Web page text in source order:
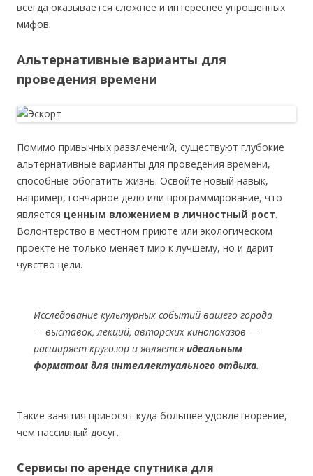
всегда оказывается сложнее и интереснее упрощенных
мифов.
Альтернативные варианты для
проведения времени
Помимо привычных развлечений, существуют глубокие
альтернативные варианты для проведения времени,
способные обогатить жизнь. Освойте новый навык,
например, гончарное дело или программирование, что
является ценным вложением в личностный рост.
Волонтерство в местном приюте или экологическом
проекте не только меняет мир к лучшему, но и дарит
чувство цели.
Исследование культурных событий вашего города
— выставок, лекций, авторских кинопоказов —
расширяет кругозор и является идеальным
форматом для интеллектуального отдыха.
Такие занятия приносят куда большее удовлетворение,
чем пассивный досуг.
Сервисы по аренде спутника для